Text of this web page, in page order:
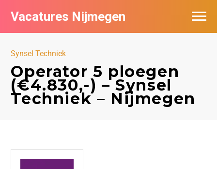
Vacatures Nijmegen
Synsel Techniek
Operator 5 ploegen
(€4.830,-) – Synsel
Techniek – Nijmegen
Vacatures per bedrijf
De populairste vacatures in Nijmegen
Nieuwsbrief feed